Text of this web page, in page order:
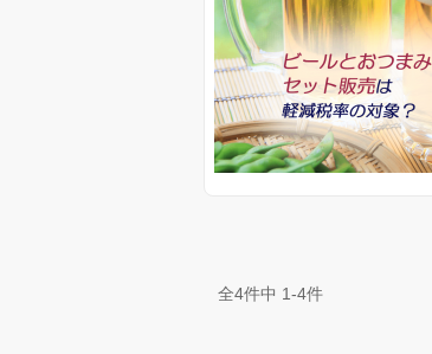
全4件中 1-4件